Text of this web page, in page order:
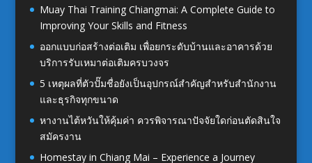
Muay Thai Training Chiangmai: A Complete Guide to
Improving Your Skills and Fitness
ออกแบบก่อสร้างต่อเติม เพื่อยกระดับบ้านและอาคารด้วย
บริการรับเหมาต่อเติมครบวงจร
5 เหตุผลที่ตัวปั๊มชื่อยังเป็นอุปกรณ์สำคัญสำหรับสำนักงาน
และธุรกิจทุกขนาด
หางานไต้หวันให้คุ้มค่า ควรพิจารณาปัจจัยใดก่อนตัดสินใจ
สมัครงาน
Homestay in Chiang Mai – Experience a Journey